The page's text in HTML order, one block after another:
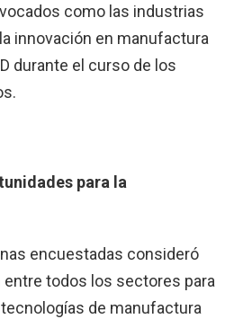
como las industrias
innovación en manufactura
durante el curso de los
para la
encuestadas consideró
entre todos los sectores para
de manufactura